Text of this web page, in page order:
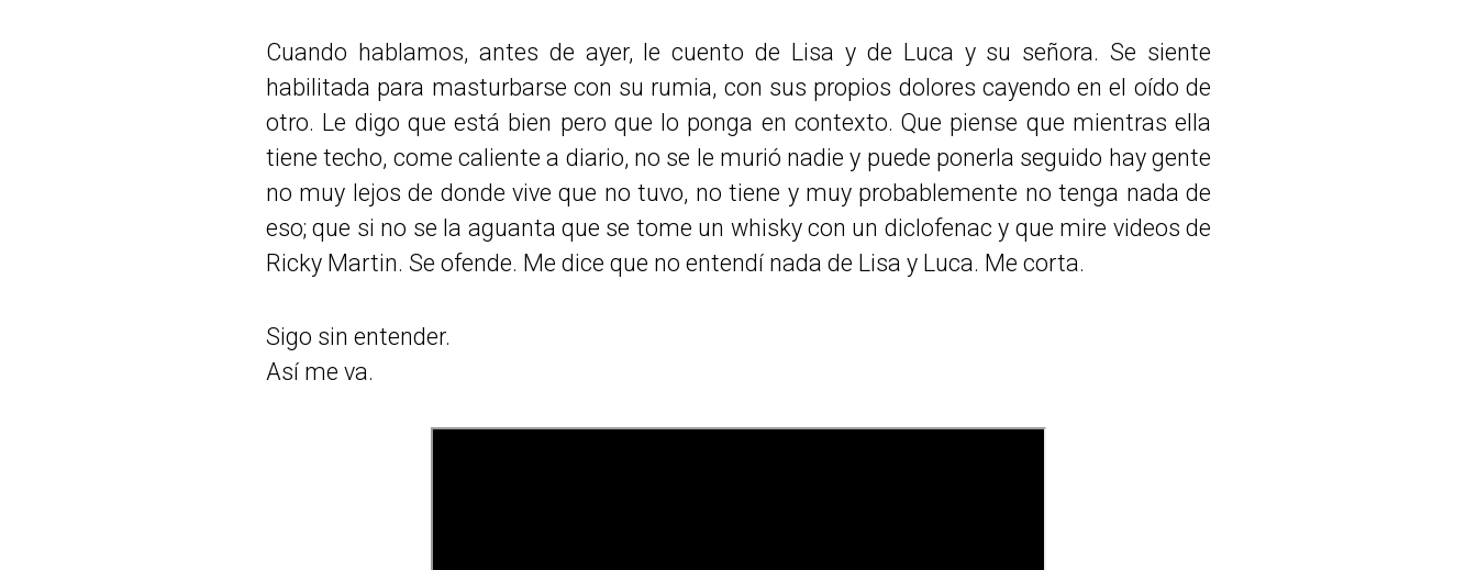
Cuando hablamos, antes de ayer, le cuento de Lisa y de Luca y su señora. Se siente
habilitada para masturbarse con su rumia, con sus propios dolores cayendo en el oído de
otro. Le digo que está bien pero que lo ponga en contexto. Que piense que mientras ella
tiene techo, come caliente a diario, no se le murió nadie y puede ponerla seguido hay gente
no muy lejos de donde vive que no tuvo, no tiene y muy probablemente no tenga nada de
eso; que si no se la aguanta que se tome un whisky con un diclofenac y que mire videos de
Ricky Martin. Se ofende. Me dice que no entendí nada de Lisa y Luca. Me corta.
Sigo sin entender.
Así me va.